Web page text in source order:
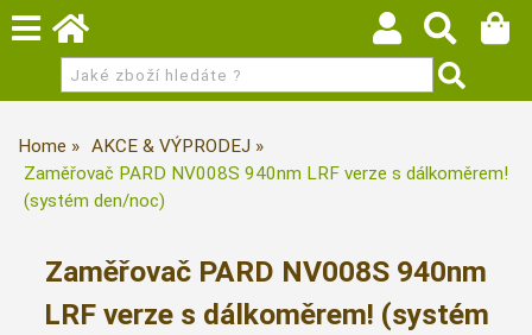
Home
AKCE & VÝPRODEJ
Zaměřovač PARD NV008S 940nm LRF verze s dálkoměrem!
(systém den/noc)
Zaměřovač PARD NV008S 940nm
LRF verze s dálkoměrem! (systém